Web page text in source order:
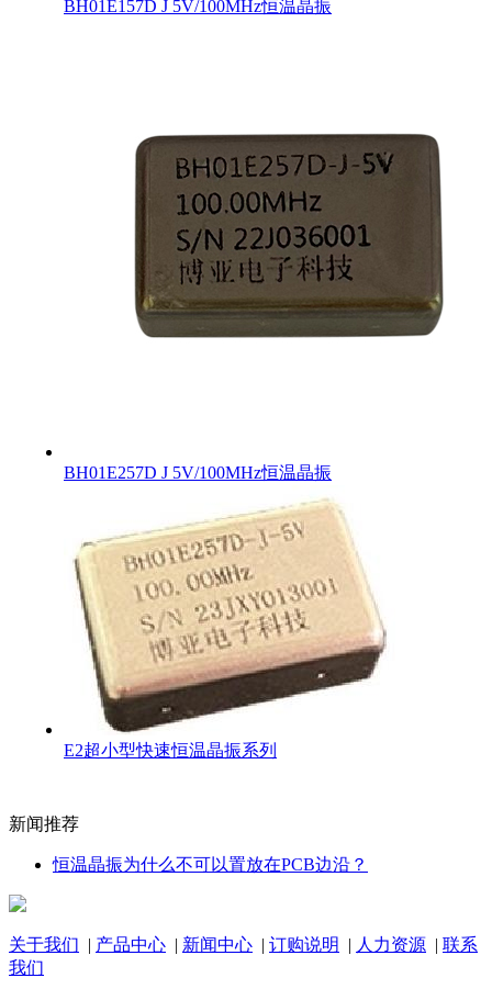
BH01E157D J 5V/100MHz恒温晶振
BH01E257D J 5V/100MHz恒温晶振
E2超小型快速恒温晶振系列
新闻推荐
恒温晶振为什么不可以置放在PCB边沿？
关于我们 | 产品中心 | 新闻中心 | 订购说明 | 人力资源 | 联系
我们